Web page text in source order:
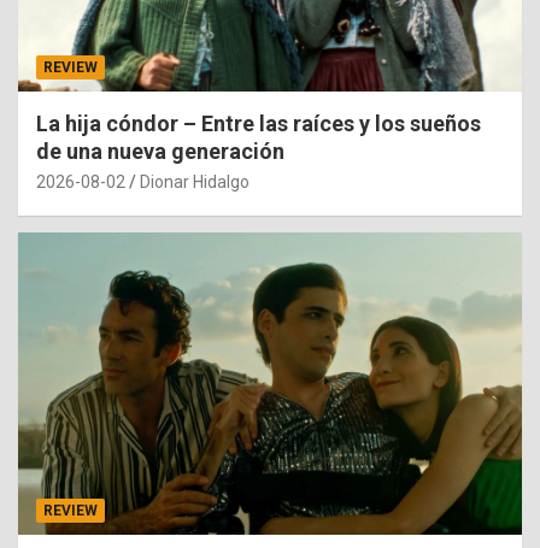
REVIEW
La hija cóndor – Entre las raíces y los sueños
de una nueva generación
2026-08-02 Dionar Hidalgo
REVIEW